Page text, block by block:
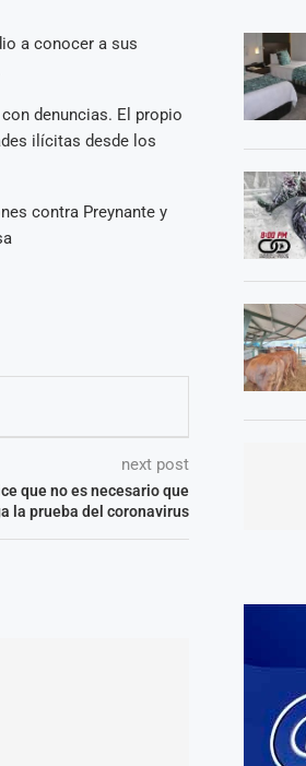
a conocer a sus
denuncias. El propio
ilícitas desde los
contra Preynante y
next post
que no es necesario que
la prueba del coronavirus